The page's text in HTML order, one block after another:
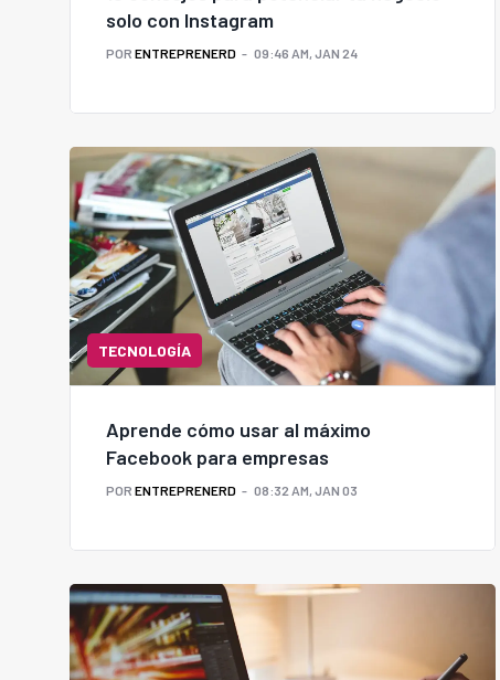
solo con Instagram
POR ENTREPRENERD 09:46 AM, JAN 24
TECNOLOGÍA
Aprende cómo usar al máximo
Facebook para empresas
POR ENTREPRENERD 08:32 AM, JAN 03